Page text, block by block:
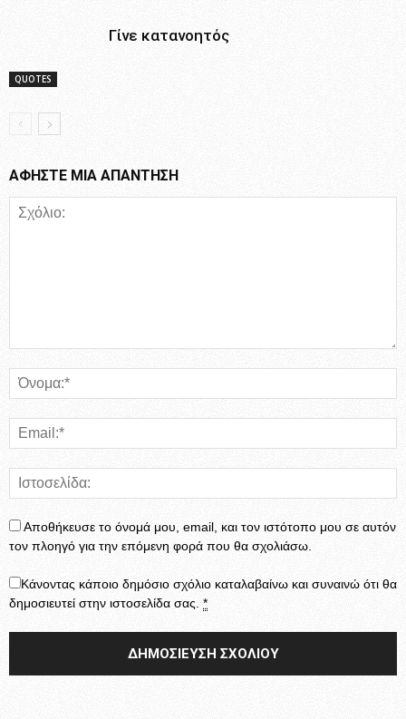
QUOTES
Γίνε κατανοητός
ΑΦΗΣΤΕ ΜΙΑ ΑΠΑΝΤΗΣΗ
Αποθήκευσε το όνομά μου, email, και τον ιστότοπο μου σε αυτόν
τον πλοηγό για την επόμενη φορά που θα σχολιάσω.
Κάνοντας κάποιο δημόσιο σχόλιο καταλαβαίνω και συναινώ ότι θα
δημοσιευτεί στην ιστοσελίδα σας. *